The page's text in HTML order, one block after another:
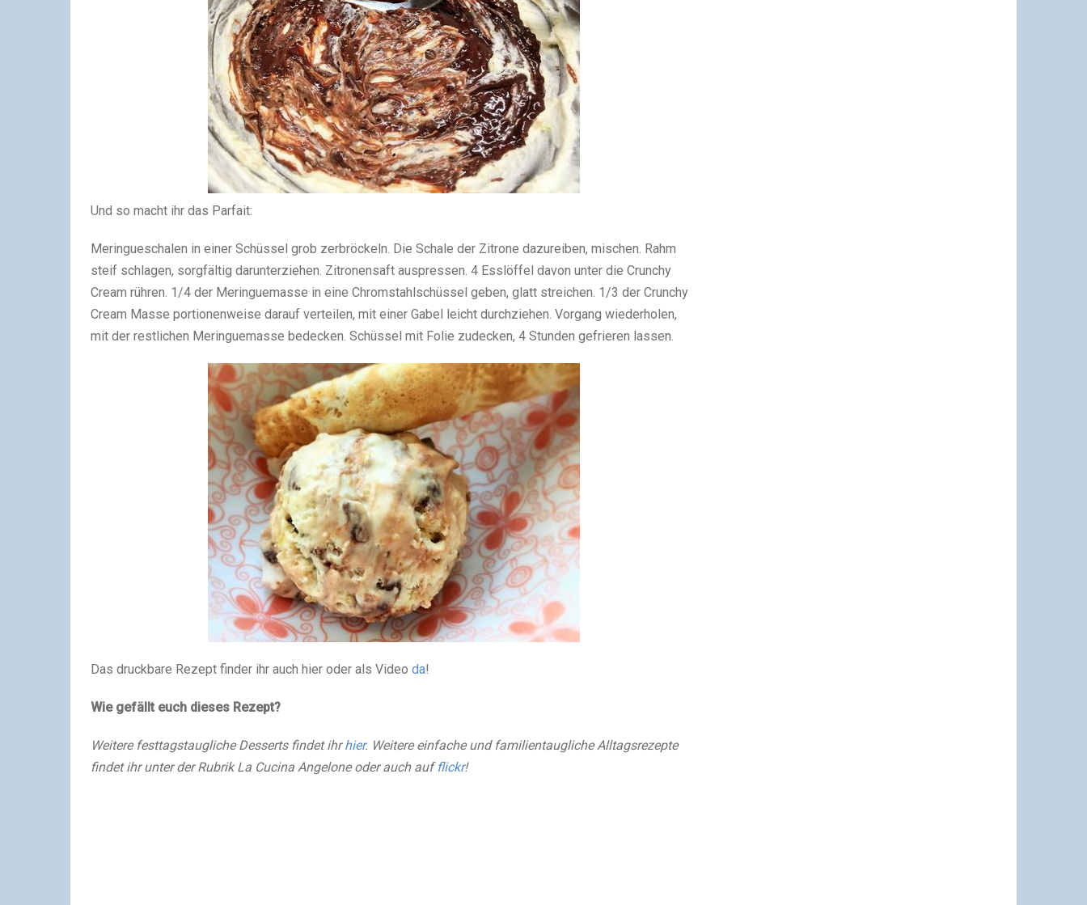
Und so macht ihr das Parfait:
Meringueschalen in einer Schüssel grob zerbröckeln. Die Schale der Zitrone dazureiben, mischen. Rahm
steif schlagen, sorgfältig darunterziehen. Zitronensaft auspressen. 4 Esslöffel davon unter die Crunchy
Cream rühren. 1/4 der Meringuemasse in eine Chromstahlschüssel geben, glatt streichen. 1/3 der Crunchy
Cream Masse portionenweise darauf verteilen, mit einer Gabel leicht durchziehen. Vorgang wiederholen,
mit der restlichen Meringuemasse bedecken. Schüssel mit Folie zudecken, 4 Stunden gefrieren lassen.
Das druckbare Rezept finder ihr auch hier oder als Video da!
Wie gefällt euch dieses Rezept?
Weitere festtagstaugliche Desserts findet ihrhier. Weitere einfache und familientaugliche Alltagsrezepte
findet ihr unter der Rubrik La Cucina Angelone oder auch aufflickr!